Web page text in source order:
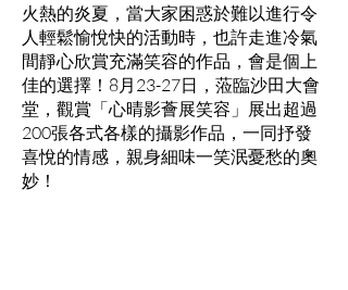
火熱的炎夏，當大家困惑於難以進行令
人輕鬆愉悅快的活動時，也許走進冷氣
間靜心欣賞充滿笑容的作品，會是個上
佳的選擇！8月23-27日，蒞臨沙田大會
堂，觀賞「心晴影薈展笑容」展出超過
200張各式各樣的攝影作品，一同抒發
喜悅的情感，親身細味一笑泯憂愁的奧
妙！